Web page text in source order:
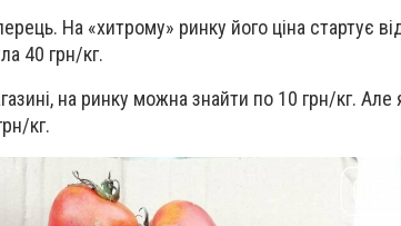
На «хитрому» ринку його ціна стартує
40 грн/кг.
на ринку можна знайти по 10 грн/кг.
кг.